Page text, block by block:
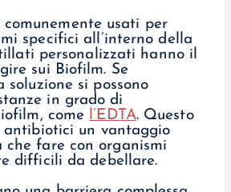
comunemente usati per
specifici all’interno della
personalizzati hanno il
sui Biofilm. Se
soluzione si possono
in grado di
come
l’EDTA. Questo
antibiotici un vantaggio
che fare con organismi
difficili da debellare.